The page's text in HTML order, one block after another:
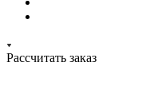
Рассчитать заказ